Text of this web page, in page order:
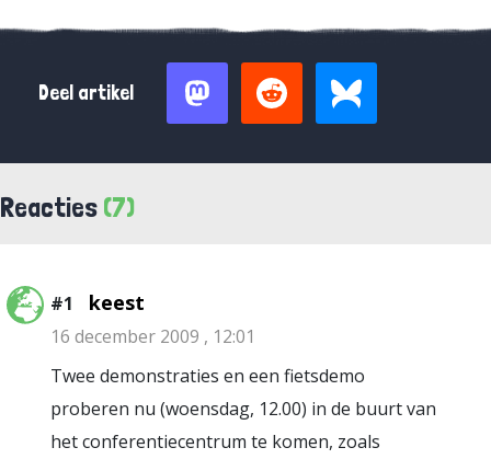
Deel artikel
Reacties (7)
#1 keest
16 december 2009 , 12:01
Twee demonstraties en een fietsdemo
proberen nu (woensdag, 12.00) in de buurt van
het conferentiecentrum te komen, zoals